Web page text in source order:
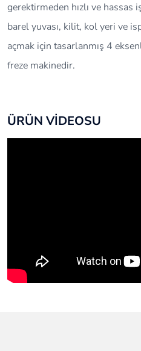
gerektirmeden hızlı ve hassas
barel yuvası, kilit, kol yeri ve
açmak için tasarlanmış 4
freze makinedir.
ÜRÜN VİDEOSU